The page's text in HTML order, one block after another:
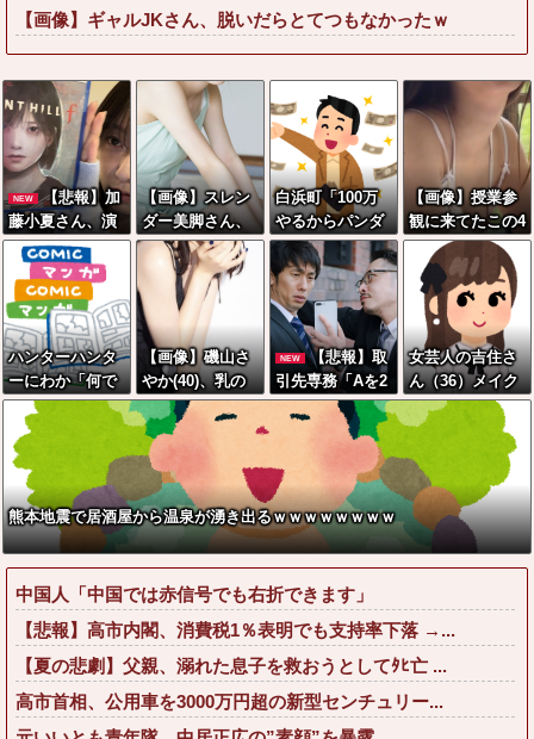
【画像】ギャルJKさん、脱いだらとてつもなかったｗ
NEW
【悲報】加
藤小夏さん、演
技中に惚れた俳
優について触れ
てしまう
【画像】スレン
ダー美脚さん、
とんでもないダ
ンスを披露して
しまうwwwww
wwww
白浜町「100万
やるからパンダ
に代わる観光資
源考えて」
【画像】授業参
観に来てたこの4
人のママの誰の
乳を舐めまわし
たい？wwwww
ハンターハンタ
ーにわか「何で
も切れる刀は具
現化できない(ﾆﾁ
ｯ」←これ
【画像】磯山さ
やか(40)、乳の
位置に乳輪のよ
うなものがwww
NEW
【悲報】取
引先専務「Aを2
0個注文する」
ぼく「いつも1～
2個しか使わない
けど本当に20で
あってる？」
取専「あって
る」→結果『こ
う』なったんだ
がコレワイが悪
いん
か？？？？？？
？？
女芸人の吉住さ
ん（36）メイク
したら普通に美
人の部類だった
と判明ｗｗｗｗ
ｗｗｗｗｗ
熊本地震で居酒屋から温泉が湧き出るｗｗｗｗｗｗｗｗ
中国人「中国では赤信号でも右折できます」
【悲報】高市内閣、消費税1％表明でも支持率下落 →...
【夏の悲劇】父親、溺れた息子を救おうとしてﾀﾋ亡 ...
高市首相、公用車を3000万円超の新型センチュリー...